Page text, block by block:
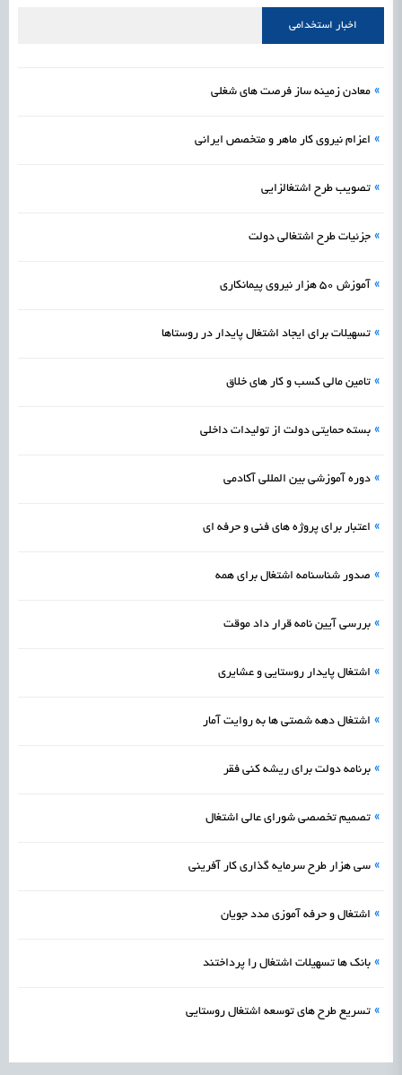
اخبار استخدامی
» معادن زمینه ساز فرصت های شغلی
» اعزام نیروی کار ماهر و متخصص ایرانی
» تصویب طرح اشتغالزایی
» جزئیات طرح اشتغالی دولت
» آموزش 50 هزار نیروی پیمانکاری
» تسهیلات برای ایجاد اشتغال پایدار در روستاها
» تامین مالی کسب و کار های خلاق
» بسته حمایتی دولت از تولیدات داخلی
» دوره آموزشی بین المللی آکادمی
» اعتبار برای پروژه های فنی و حرفه ای
» صدور شناسنامه اشتغال برای همه
» بررسی آیین نامه قرار داد موقت
» اشتغال پایدار روستایی و عشایری
» اشتغال دهه شصتی ها به روایت آمار
» برنامه دولت برای ریشه کنی فقر
» تصمیم تخصصی شورای عالی اشتغال
» سی هزار طرح سرمایه گذاری کار آفرینی
» اشتغال و حرفه آموزی مدد جویان
» بانک ها تسهیلات اشتغال را پرداختند
» تسریع طرح های توسعه اشتغال روستایی